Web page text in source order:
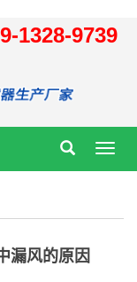
1328-9739
漏风的原因